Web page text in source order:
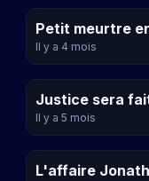
Petit meurtre
Il y a 4 mois
Justice sera
Il y a 5 mois
L'affaire